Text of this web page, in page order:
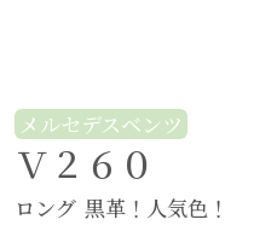
メルセデスベンツ
Ｖ２６０
ロング 黒革！人気色！